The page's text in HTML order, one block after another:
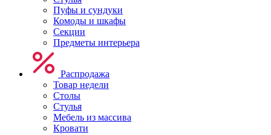
Пуфы и сундуки
Комоды и шкафы
Секции
Предметы интерьера
Распродажа
Товар недели
Столы
Стулья
Мебель из массива
Кровати